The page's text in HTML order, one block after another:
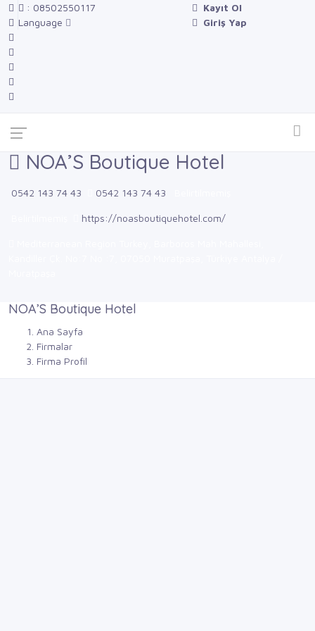
: 08502550117
Language
Kayıt Ol
Giriş Yap
NOA’S Boutique Hotel
0542 143 74 43 0542 143 74 43
https://noasboutiquehotel.com/
NOA’S Boutique Hotel
Ana Sayfa
Firmalar
Firma Profil